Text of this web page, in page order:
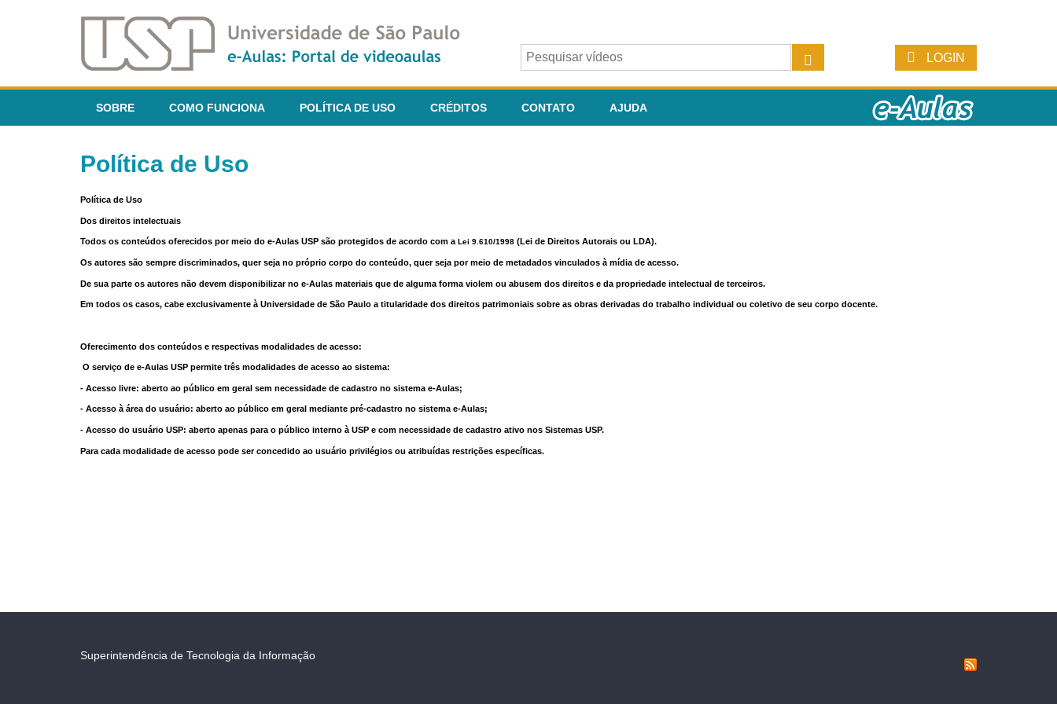
LOGIN
SOBRE COMO FUNCIONA POLÍTICA DE USO CRÉDITOS CONTATO AJUDA
Política de Uso
Política de Uso
Dos direitos intelectuais
Todos os conteúdos oferecidos por meio do e-Aulas USP são protegidos de acordo com a Lei 9.610/1998 (Lei de Direitos Autorais ou LDA).
Os autores são sempre discriminados, quer seja no próprio corpo do conteúdo, quer seja por meio de metadados vinculados à mídia de acesso.
De sua parte os autores não devem disponibilizar no e-Aulas materiais que de alguma forma violem ou abusem dos direitos e da propriedade intelectual de terceiros.
Em todos os casos, cabe exclusivamente à Universidade de São Paulo a titularidade dos direitos patrimoniais sobre as obras derivadas do trabalho individual ou coletivo de seu corpo docente.
Oferecimento dos conteúdos e respectivas modalidades de acesso:
O serviço de e-Aulas USP permite três modalidades de acesso ao sistema:
- Acesso livre: aberto ao público em geral sem necessidade de cadastro no sistema e-Aulas;
- Acesso à área do usuário: aberto ao público em geral mediante pré-cadastro no sistema e-Aulas;
- Acesso do usuário USP: aberto apenas para o público interno à USP e com necessidade de cadastro ativo nos Sistemas USP.
Para cada modalidade de acesso pode ser concedido ao usuário privilégios ou atribuídas restrições específicas.
Superintendência de Tecnologia da Informação